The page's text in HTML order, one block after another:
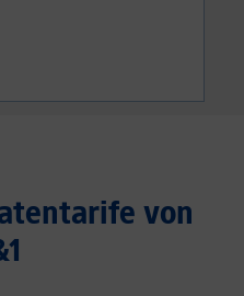
von